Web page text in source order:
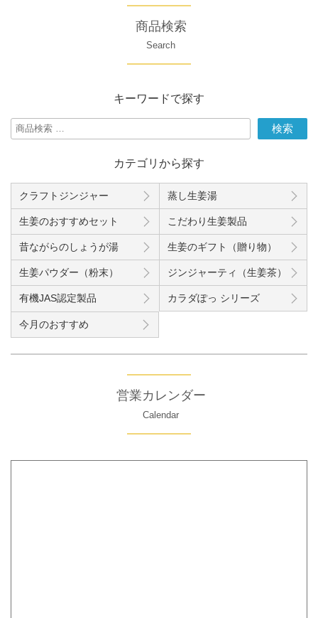
商品検索
Search
キーワードで探す
検
索
検索
カテゴリから探す
クラフトジンジャー 蒸し生姜湯
生姜のおすすめセット こだわり生姜製品
昔ながらのしょうが湯 生姜のギフト（贈り物）
生姜パウダー（粉末） ジンジャーティ（生姜茶）
有機JAS認定製品 カラダぽっ シリーズ
今月のおすすめ
営業カレンダー
Calendar